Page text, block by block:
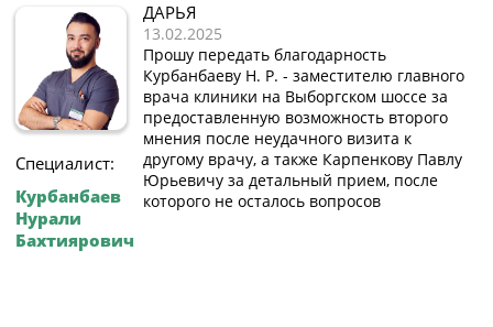
Специалист:
Курбанбаев
Нурали
Бахтиярович
ДАРЬЯ
13.02.2025
Прошу передать благодарность
Курбанбаеву Н. Р. - заместителю главного
врача клиники на Выборгском шоссе за
предоставленную возможность второго
мнения после неудачного визита к
другому врачу, а также Карпенкову Павлу
Юрьевичу за детальный прием, после
которого не осталось вопросов